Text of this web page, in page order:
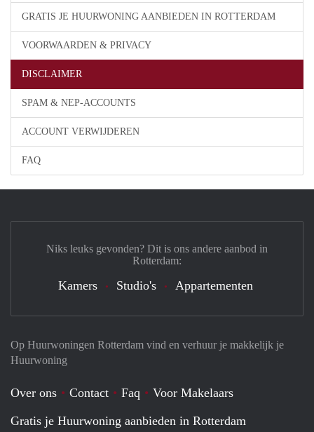
GRATIS JE HUURWONING AANBIEDEN IN ROTTERDAM
VOORWAARDEN & PRIVACY
DISCLAIMER
SPAM & NEP-ACCOUNTS
ACCOUNT VERWIJDEREN
FAQ
Op Huurwoningen Rotterdam vind en verhuur je makkelijk je
Huurwoning
Over ons Contact Faq
Voor Makelaars
Gratis je Huurwoning aanbieden in Rotterdam
Niks leuks gevonden? Dit is ons andere aanbod in
Rotterdam:
Kamers Studio's Appartementen